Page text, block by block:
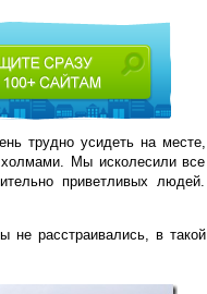
трудно усидеть на месте,
Мы исколесили все
приветливых людей.
не расстраивались, в такой